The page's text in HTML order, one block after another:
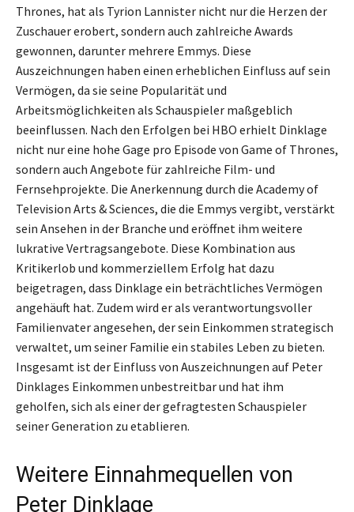
Thrones, hat als Tyrion Lannister nicht nur die Herzen der
Zuschauer erobert, sondern auch zahlreiche Awards
gewonnen, darunter mehrere Emmys. Diese
Auszeichnungen haben einen erheblichen Einfluss auf sein
Vermögen, da sie seine Popularität und
Arbeitsmöglichkeiten als Schauspieler maßgeblich
beeinflussen. Nach den Erfolgen bei HBO erhielt Dinklage
nicht nur eine hohe Gage pro Episode von Game of Thrones,
sondern auch Angebote für zahlreiche Film- und
Fernsehprojekte. Die Anerkennung durch die Academy of
Television Arts & Sciences, die die Emmys vergibt, verstärkt
sein Ansehen in der Branche und eröffnet ihm weitere
lukrative Vertragsangebote. Diese Kombination aus
Kritikerlob und kommerziellem Erfolg hat dazu
beigetragen, dass Dinklage ein beträchtliches Vermögen
angehäuft hat. Zudem wird er als verantwortungsvoller
Familienvater angesehen, der sein Einkommen strategisch
verwaltet, um seiner Familie ein stabiles Leben zu bieten.
Insgesamt ist der Einfluss von Auszeichnungen auf Peter
Dinklages Einkommen unbestreitbar und hat ihm
geholfen, sich als einer der gefragtesten Schauspieler
seiner Generation zu etablieren.
Weitere Einnahmequellen von
Peter Dinklage